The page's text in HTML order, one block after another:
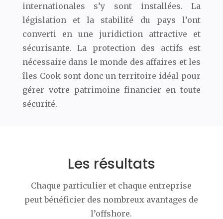
internationales s’y sont installées. La
législation et la stabilité du pays l’ont
converti en une juridiction attractive et
sécurisante. La protection des actifs est
nécessaire dans le monde des affaires et les
îles Cook sont donc un territoire idéal pour
gérer votre patrimoine financier en toute
sécurité.
Les résultats
Chaque particulier et chaque entreprise
peut bénéficier des nombreux avantages de
l’offshore.